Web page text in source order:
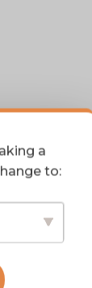
a
to: